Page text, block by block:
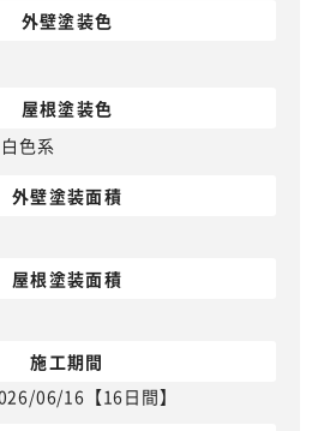
外壁塗装色
屋根塗装色
白色系
外壁塗装面積
屋根塗装面積
施工期間
06/16【16日間】